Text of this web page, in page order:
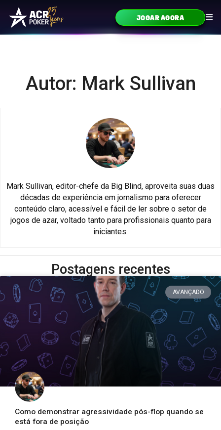
Ir para o conteúdo
Navegação principalJOGAR AGORA
Autor: Mark Sullivan
Mark Sullivan, editor-chefe da Big Blind, aproveita suas duas
décadas de experiência em jornalismo para oferecer
conteúdo claro, acessível e fácil de ler sobre o setor de
jogos de azar, voltado tanto para profissionais quanto para
iniciantes.
Postagens recentes
AVANÇADO
Como demonstrar agressividade pós-flop quando se
está fora de posição